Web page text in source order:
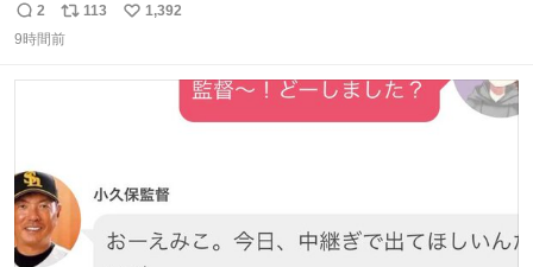
返
信
2
リ
ポ
113
い
1,392
9時間前